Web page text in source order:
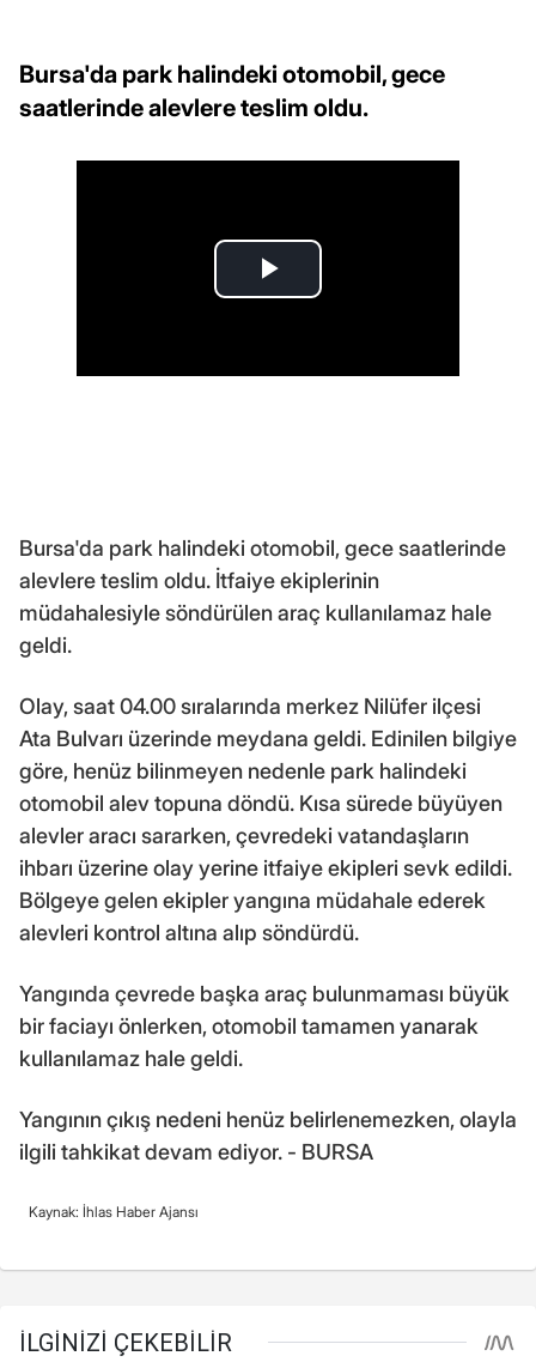
Bursa'da park halindeki otomobil, gece
saatlerinde alevlere teslim oldu.
Bursa'da park halindeki otomobil, gece saatlerinde
alevlere teslim oldu. İtfaiye ekiplerinin
müdahalesiyle söndürülen araç kullanılamaz hale
geldi.
Olay, saat 04.00 sıralarında merkez Nilüfer ilçesi
Ata Bulvarı üzerinde meydana geldi. Edinilen bilgiye
göre, henüz bilinmeyen nedenle park halindeki
otomobil alev topuna döndü. Kısa sürede büyüyen
alevler aracı sararken, çevredeki vatandaşların
ihbarı üzerine olay yerine itfaiye ekipleri sevk edildi.
Bölgeye gelen ekipler yangına müdahale ederek
alevleri kontrol altına alıp söndürdü.
Yangında çevrede başka araç bulunmaması büyük
bir faciayı önlerken, otomobil tamamen yanarak
kullanılamaz hale geldi.
Yangının çıkış nedeni henüz belirlenemezken, olayla
ilgili tahkikat devam ediyor. - BURSA
Kaynak: İhlas Haber Ajansı